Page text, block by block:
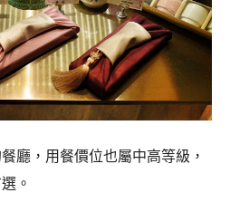
廳，用餐價位也屬中高等級，
。